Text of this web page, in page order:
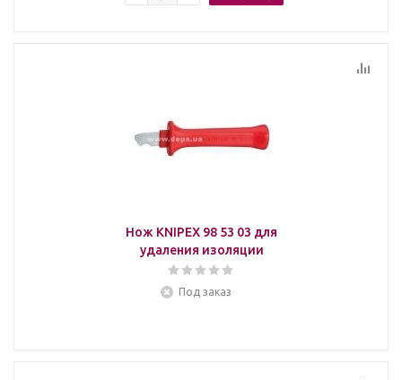
Нож KNIPEX 98 53 03 для
удаления изоляции
Под заказ